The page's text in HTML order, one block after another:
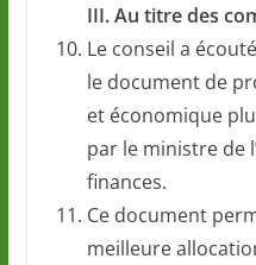
III. Au titre des
Le conseil a
le document de
et économique
par le ministre de
finances.
Ce document
meilleure